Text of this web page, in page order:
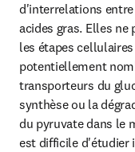
d'interrelations
acides gras. Elles
les étapes
potentiellement
transporteurs du
synthèse ou la
du pyruvate dans le
est difficile d'étudier